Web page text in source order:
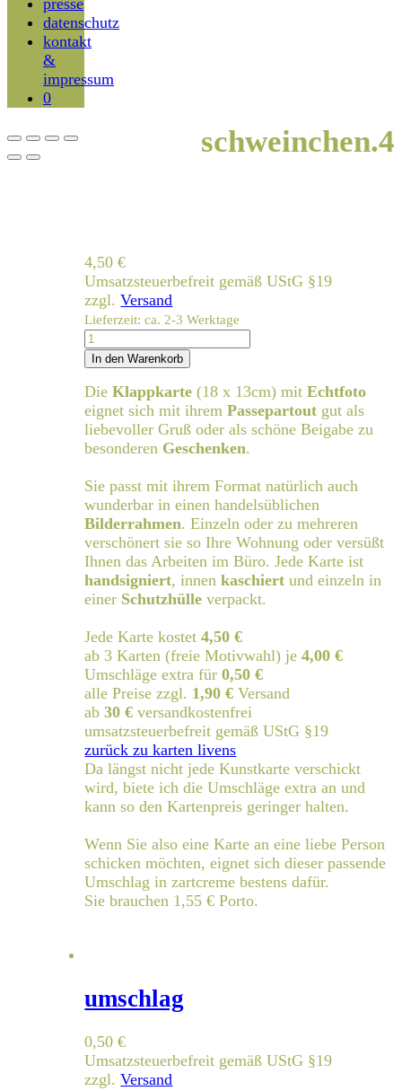
presse
datenschutz
kontakt
&
impressum
0
schweinchen.4
4,50€
Umsatzsteuerbefreit gemäß UStG §19
zzgl.Versand
Lieferzeit: ca. 2-3 Werktage
schweinchen.4
Menge
In den Warenkorb
DieKlappkarte (18 x 13cm) mitEchtfoto
eignet sich mit ihremPassepartout gut als
liebevoller Gruß oder als schöne Beigabe zu
besonderen Geschenken.
Sie passt mit ihrem Format natürlich auch
wunderbar in einen handelsüblichen
Bilderrahmen. Einzeln oder zu mehreren
verschönert sie so Ihre Wohnung oder versüßt
Ihnen das Arbeiten im Büro. Jede Karte ist
handsigniert, innenkaschiert und einzeln in
einer Schutzhülle verpackt.
Jede Karte kostet4,50 €
ab 3 Karten (freie Motivwahl) je4,00 €
Umschläge extra für0,50 €
alle Preise zzgl. 1,90 € Versand
ab30 € versandkostenfrei
umsatzsteuerbefreit gemäß UStG §19
zurück zu karten livens
Da längst nicht jede Kunstkarte verschickt
wird, biete ich die Umschläge extra an und
kann so den Kartenpreis geringer halten.
Wenn Sie also eine Karte an eine liebe Person
schicken möchten, eignet sich dieser passende
Umschlag in zartcreme bestens dafür.
Sie brauchen 1,55 € Porto.
umschlag
0,50€
Umsatzsteuerbefreit gemäß UStG §19
zzgl.Versand